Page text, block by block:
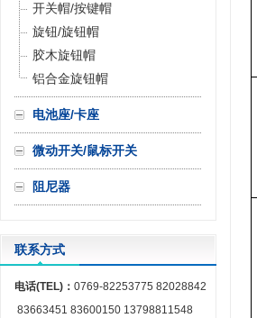
开关帽/按键帽
旋钮/旋钮帽
胶木旋钮帽
铝合金旋钮帽
电池座/卡座
微动开关/鼠标开关
阻尼器
联系方式
电话(TEL)： 0769-82253775 82028842
83663451 83600150 13798811548